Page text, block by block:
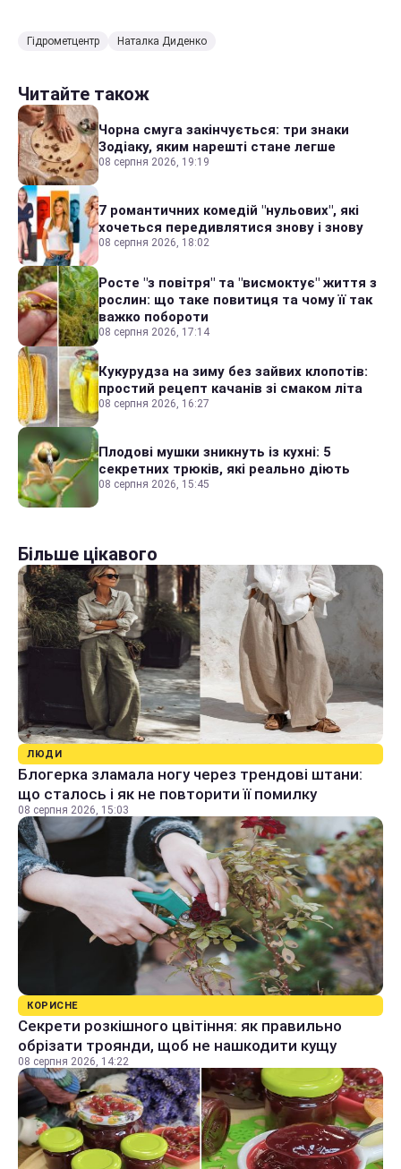
Гідрометцентр Наталка Диденко
Читайте також
Чорна смуга закінчується: три знаки
Зодіаку, яким нарешті стане легше
08 серпня 2026, 19:19
7 романтичних комедій "нульових", які
хочеться передивлятися знову і знову
08 серпня 2026, 18:02
Росте "з повітря" та "висмоктує" життя з
рослин: що таке повитиця та чому її так
важко побороти
08 серпня 2026, 17:14
Кукурудза на зиму без зайвих клопотів:
простий рецепт качанів зі смаком літа
08 серпня 2026, 16:27
Плодові мушки зникнуть із кухні: 5
секретних трюків, які реально діють
08 серпня 2026, 15:45
Більше цікавого
ЛЮДИ
Блогерка зламала ногу через трендові штани:
що сталось і як не повторити її помилку
08 серпня 2026, 15:03
КОРИСНЕ
Секрети розкішного цвітіння: як правильно
обрізати троянди, щоб не нашкодити кущу
08 серпня 2026, 14:22